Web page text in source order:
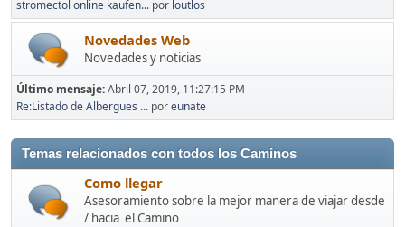
stromectol online kaufen... por loutlos
Novedades Web
Novedades y noticias
Último mensaje:Abril 07, 2019, 11:27:15 PM
Re:Listado de Albergues ... poreunate
Temas relacionados con todos los Caminos
Como llegar
Asesoramiento sobre la mejor manera de viajar desde
/ hacia el Camino